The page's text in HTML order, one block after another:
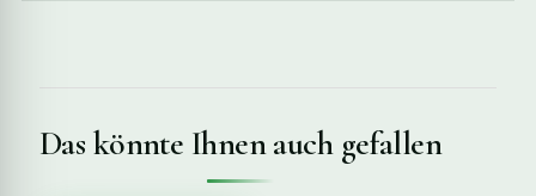
Das könnte Ihnen auch gefallen